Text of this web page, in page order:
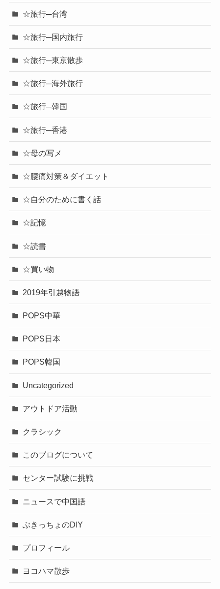
☆旅行─台湾
☆旅行─国内旅行
☆旅行─東京散歩
☆旅行─海外旅行
☆旅行─韓国
☆旅行─香港
☆母の写メ
☆腰痛対策＆ダイエット
☆自分のために書く話
☆記憶
☆読書
☆買い物
2019年引越物語
POPS中華
POPS日本
POPS韓国
Uncategorized
アウトドア活動
クラシック
このブログについて
センター試験に挑戦
ニュースで中国語
ぶきっちょのDIY
プロフィール
ヨコハマ散歩